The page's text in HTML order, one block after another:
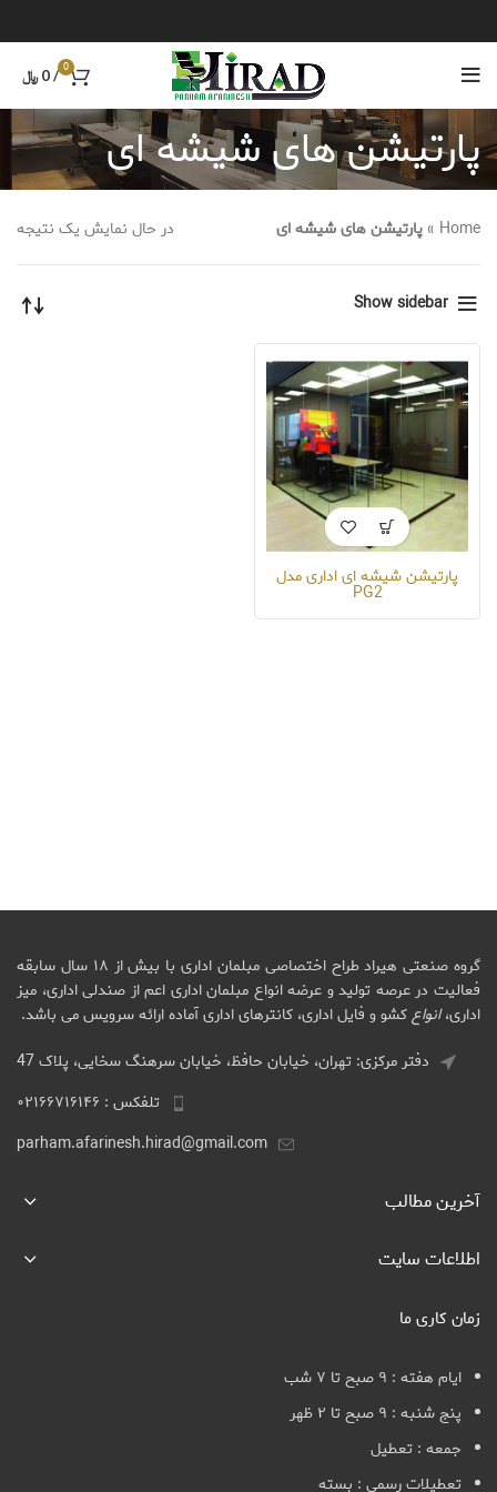
0
/
0 ﷼
پارتیشن های شیشه ای
Home
» پارتیشن های شیشه ای در حال نمایش یک نتیجه
Show sidebar
پارتیشن شیشه ای اداری مدل
PG2
گروه صنعتی هیراد طراح اختصاصی مبلمان اداری با بیش از ۱۸ سال سابقه
فعالیت در عرصه تولید و عرضه انواع مبلمان اداری اعم از صندلی اداری، میز
اداری،انواعکشو و فایل اداری، کانترهای اداری آماده ارائه سرویس می باشد.
دفتر مرکزی: تهران، خیابان حافظ، خیابان سرهنگ سخایی، پلاک 47
تلفکس : ۰۲۱۶۶۷۱۶۱۴۶
parham.afarinesh.hirad@gmail.com
آخرین مطالب
اطلاعات سایت
زمان کاری ما
ایام هفته : ۹ صبح تا ۷ شب
پنج شنبه : ۹ صبح تا ۲ ظهر
جمعه : تعطیل
تعطیلات رسمی : بسته